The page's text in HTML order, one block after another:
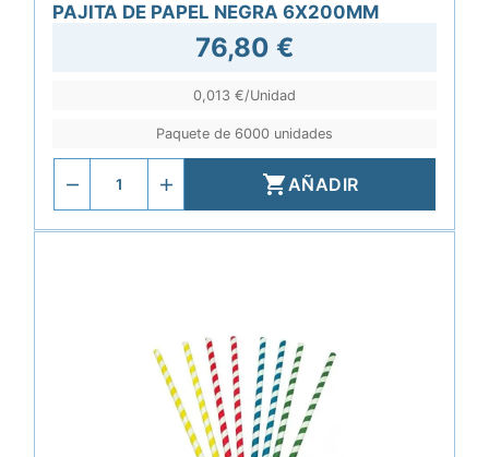
PAJITA DE PAPEL NEGRA 6X200MM
76,80 €
0,013 €/Unidad
Paquete de 6000 unidades
AÑADIR